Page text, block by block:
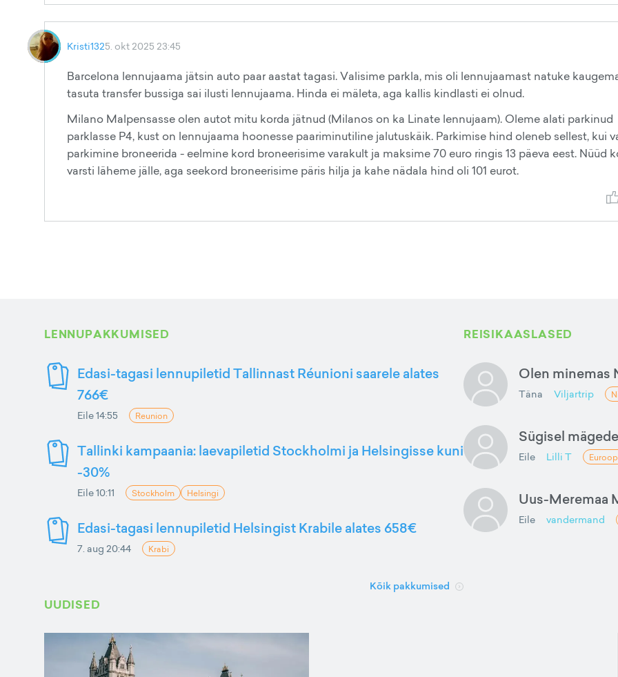
Kristi1325. okt 2025 23:45
Barcelona lennujaama jätsin auto paar aastat tagasi. Valisime parkla, mis oli lennujaamast natuke
tasuta transfer bussiga sai ilusti lennujaama. Hinda ei mäleta, aga kallis kindlasti ei olnud.
Milano Malpensasse olen autot mitu korda jätnud (Milanos on ka Linate lennujaam). Oleme alati parkinud
parklasse P4, kust on lennujaama hoonesse paariminutiline jalutuskäik. Parkimise hind oleneb sellest, kui
parkimine broneerida - eelmine kord broneerisime varakult ja maksime 70 euro ringis 13 päeva eest. Nüüd
varsti läheme jälle, aga seekord broneerisime päris hilja ja kahe nädala hind oli 101 eurot.
LENNUPAKKUMISED
Edasi-tagasi lennupiletid Tallinnast Réunioni saarele alates
766€
Eile 14:55 Reunion
Tallinki kampaania: laevapiletid Stockholmi ja Helsingisse kuni
-30%
Eile 10:11 Stockholm Helsingi
Edasi-tagasi lennupiletid Helsingist Krabile alates 658€
7. aug 20:44 Krabi
Kõik pakkumised
REISIKAASLASED
Olen minemas
Täna Viljartrip
Sügisel
Eile Lilli T
Uus-Meremaa
Eile vandermand
UUDISED